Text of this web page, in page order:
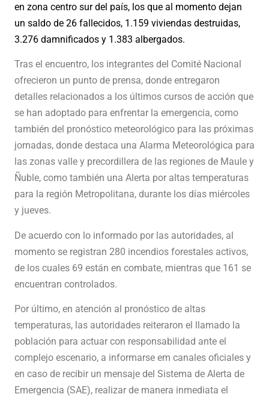
en zona centro sur del país, los que al momento dejan
un saldo de 26 fallecidos, 1.159 viviendas destruidas,
3.276 damnificados y 1.383 albergados.
Tras el encuentro, los integrantes del Comité Nacional
ofrecieron un punto de prensa, donde entregaron
detalles relacionados a los últimos cursos de acción que
se han adoptado para enfrentar la emergencia, como
también del pronóstico meteorológico para las próximas
jornadas, donde destaca una Alarma Meteorológica para
las zonas valle y precordillera de las regiones de Maule y
Ñuble, como también una Alerta por altas temperaturas
para la región Metropolitana, durante los días miércoles
y jueves.
De acuerdo con lo informado por las autoridades, al
momento se registran 280 incendios forestales activos,
de los cuales 69 están en combate, mientras que 161 se
encuentran controlados.
Por último, en atención al pronóstico de altas
temperaturas, las autoridades reiteraron el llamado la
población para actuar con responsabilidad ante el
complejo escenario, a informarse em canales oficiales y
en caso de recibir un mensaje del Sistema de Alerta de
Emergencia (SAE), realizar de manera inmediata el